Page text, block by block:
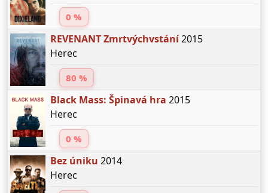
0 %
REVENANT Zmrtvýchvstání2015
Herec
80 %
Black Mass: Špinavá hra 2015
Herec
0 %
Bez úniku 2014
Herec